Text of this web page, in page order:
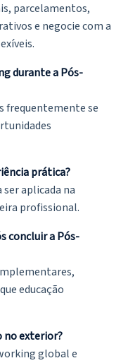
parcelamentos,
e negocie com a
durante a Pós-
frequentemente se
prática?
aplicada na
profissional.
concluir a Pós-
educação
no exterior?
global e